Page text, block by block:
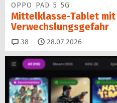
OPPO PAD 5 5G
Mittelklasse-Tablet mit
Verwechslungsgefahr
38 Kommentare
28.07.2026